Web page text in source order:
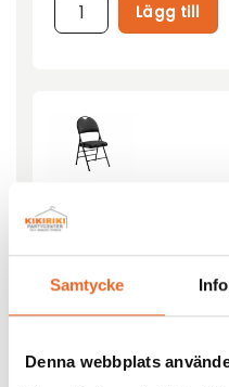
Samtycke
Denna webbplats
Lägg till
Hyrespris:
Montagepris: 6,00kr
Lägg till